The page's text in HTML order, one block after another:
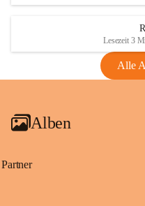
1 Seite•1,4 MB
VBl. EU Nr. 18_2026
Lesezeit 3
Alle
Alben
Partner